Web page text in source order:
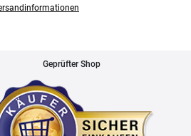
Geprüfter Shop